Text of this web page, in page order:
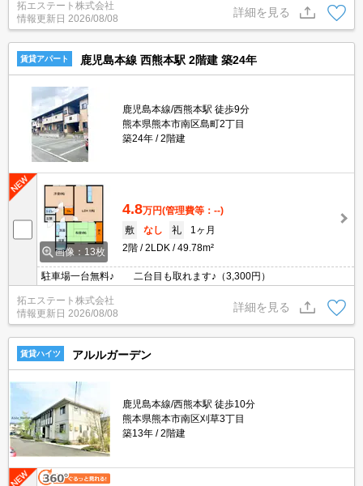
拓エステート株式会社
情報更新日 2026/08/08
詳細を見る
賃貸アパート 鹿児島本線 西熊本駅 2階建 築24年
鹿児島本線/西熊本駅 徒歩9分
熊本県熊本市南区島町2丁目
築24年
2階建
画像：13枚
4.8万円(管理費等：--)
敷
なし 礼
1ヶ月
2階
2LDK 49.78m²
駐車場一台無料♪ 二台目も取れます♪（3,300円）
拓エステート株式会社
情報更新日 2026/08/08
詳細を見る
賃貸ハイツ アルルガーデン
鹿児島本線/西熊本駅 徒歩10分
熊本県熊本市南区刈草3丁目
築13年
2階建